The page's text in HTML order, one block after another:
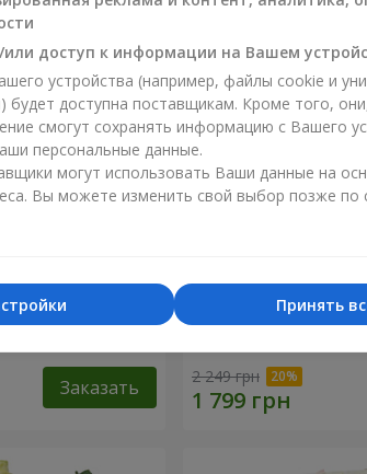
сад"
Заказать
Композиция
2 249 грн
или доступ к информации на Вашем
устройства (например, файлы cookie и
будет доступна поставщикам. Кроме того,
смогут сохранять информацию с Вашего
персональные данные.
могут использовать Ваши данные на
Вы можете изменить свой выбор позже по
Принять